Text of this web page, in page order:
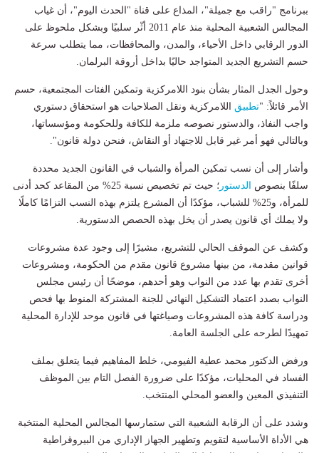
ببرنامج "راقب مع جميلة"، المذاع على قناة "الحدث اليوم"، أن غياب
المجالس الشعبية المحلية منذ عام 2011 أثّر سلبيًا وبشكل ملحوظ على
الدور الرقابي داخل الأحياء، والمدن، والمحافظات، مما يتطلب سرعة
حسم التشريع الجديد المتواجد حاليًا بداخل أروقة البرلمان.
​وحول الجدل المثار بشأن بنود اللامركزية وتمكين الفئات المجتمعية، حسم
الأمر قائلاً: ​"تطبيق اللامركزية ونقل الصلاحيات هو استحقاق دستوري
واجب النفاذ، والدستور نصوصه ملزمة للكافة وللحكومة ومؤسساتها،
وبالتالي فهو أمر غير قابل للاجتهاد أو النقاش، فنحن دولة قانون".
وأشار إلى أن نسب تمكين المرأة والشباب في القانون الجديد محددة
سلفًا بنصوص
الدستور
؛ حيث تم تخصيص نسبة 25% من المقاعد كحد أدنى
للمرأة، و25% للشباب، مؤكدًا أن المشرع يلتزم بهذه النسب التزامًا كاملًا
ولا يملك أي قانون يصدر أن يخل بهذه الحصص الدستورية.
​وكشف عن الموقف الحالي للتشريع، مشيرًا إلى وجود عدة مشروعات
قوانين مقدمة، من بينها مشروع قانون مقدم من الحكومة، ومشروعات
أخرى تقدم بها عدد من النواب وهو أحدهم، موضحًا أن رئيس مجلس
النواب بصدد اعتماد التشكيل النهائي للجنة المشتركة المنوط بها فحص
ودراسة كافة هذه المشروعات وصياغتها في قانون موحد للإدارة المحلية
تمهيدًا لطرحه على الجلسة العامة.
​ورفض الدكتور محمد عطية الفيومي، خلط المفاهيم فيما يتعلق بملف
الفساد في المحليات، مؤكدًا على ضرورة الفصل التام بين الموظف
التنفيذي المعين والعضو المحلي المنتخب.
وشدد على أن الرقابة الشعبية التي ستمارسها المجالس المحلية المنتخبة
هي الأداة الأساسية لتقويم وتطهير الجهاز الإداري من البيروقراطية